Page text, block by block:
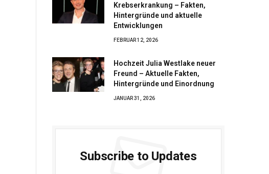
Krebserkrankung – Fakten,
Hintergründe und aktuelle
Entwicklungen
FEBRUAR 12, 2026
Hochzeit Julia Westlake neuer
Freund – Aktuelle Fakten,
Hintergründe und Einordnung
JANUAR 31, 2026
Subscribe to Updates